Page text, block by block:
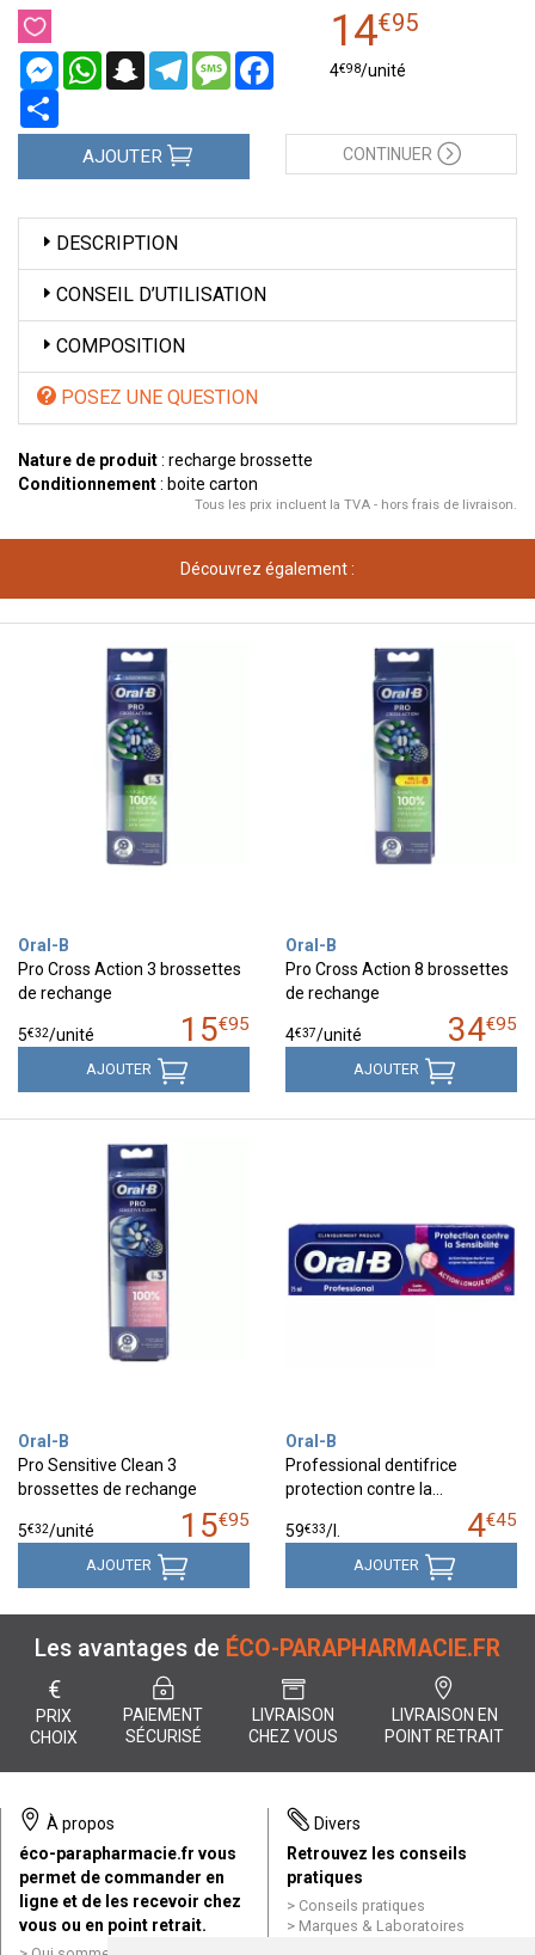
MessengerWhatsAppSnapchatTelegramMessageFacebook
14€95
4€98/unité
AJOUTER CONTINUER
DESCRIPTION
CONSEIL D’UTILISATION
COMPOSITION
POSEZ UNE QUESTION
Nature de produit: recharge brossette
Conditionnement: boite carton
Tous les prix incluent la TVA - hors frais de livraison.
Découvrez également :
Oral-B
Pro Cross Action 3 brossettes
de rechange
15€95
5€32/unité
AJOUTER
Oral-B
Pro Cross Action 8 brossettes
de rechange
34€95
4€37/unité
AJOUTER
Oral-B
Pro Sensitive Clean 3
brossettes de rechange
15€95
5€32/unité
AJOUTER
Oral-B
Professional dentifrice
protection contre la…
4€45
59€33/
AJOUTER
Les avantages de ÉCO-PARAPHARMACIE.FR
€
PRIX
CHOIX
PAIEMENT
SÉCURISÉ
LIVRAISON
CHEZ VOUS
LIVRAISON EN
POINT RETRAIT
À propos
éco-parapharmacie.fr vous
permet de commander en
ligne et de les recevoir chez
vous ou en point retrait.
Divers
Retrouvez les conseils
pratiques
Conseils pratiques
Marques & Laboratoires